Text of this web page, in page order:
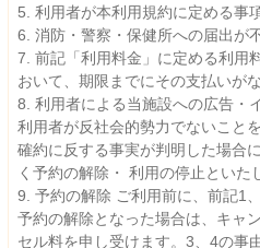
5. 利用者が本利用規約に定める事
6. 消防・警察・保健所への届出が
7. 前記「利用料金」に定める利用
おいて、期限までにその支払いが
8. 利用者による当施設への広告・
利用者が反社会的勢力でないこと
確約に反する事実が判明した場合
く予約の解除・ 利用の停止といた
9. 予約の解除 ご利用前に、前記1
予約の解除となった場合は、キャ
セル料を申し受けます。3、4の事